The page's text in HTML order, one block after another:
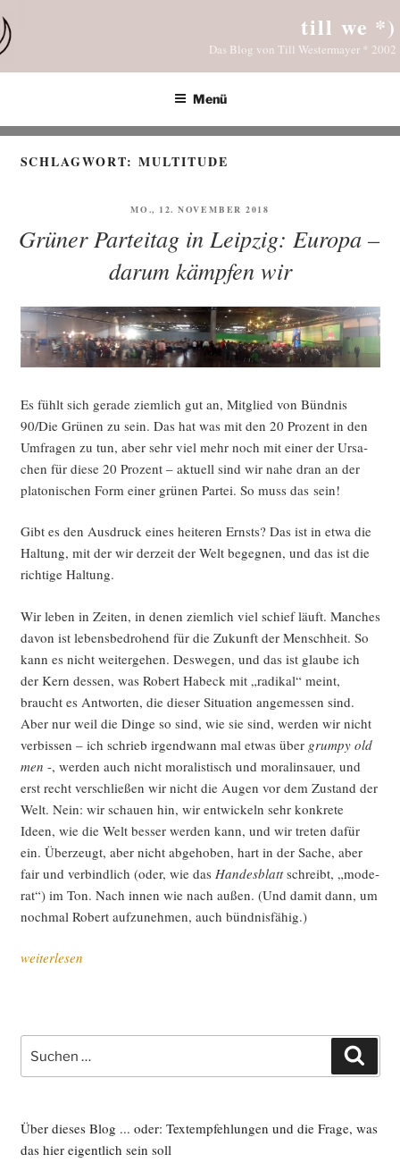
Inhalt
springen
till we *)
Das Blog von Till Westermayer * 2002
Menü
SCHLAGWORT:MULTITUDE
VERÖFFENTLICHT
MO., 12. NOVEMBER 2018
Grüner Parteitag in Leipzig: Europa –
darum kämpfen wir
Es fühlt sich gera­de ziem­lich gut an, Mit­glied von Bünd­nis
90/Die Grü­nen zu sein. Das hat was mit den 20 Pro­zent in den
Umfra­gen zu tun, aber sehr viel mehr noch mit einer der Ursa­
chen für die­se 20 Pro­zent – aktu­ell sind wir nahe dran an der
pla­to­ni­schen Form einer grü­nen Par­tei. So muss das sein!
Gibt es den Aus­druck eines hei­te­ren Ernsts? Das ist in etwa die
Hal­tung, mit der wir der­zeit der Welt begeg­nen, und das ist die
rich­ti­ge Haltung.
Wir leben in Zei­ten, in denen ziem­lich viel schief läuft. Man­ches
davon ist lebens­be­dro­hend für die Zukunft der Mensch­heit. So
kann es nicht wei­ter­ge­hen. Des­we­gen, und das ist glau­be ich
der Kern des­sen, was Robert Habeck mit „radi­kal“ meint,
braucht es Ant­wor­ten, die die­ser Situa­ti­on ange­mes­sen sind.
Aber nur weil die Din­ge so sind, wie sie sind, wer­den wir nicht
ver­bis­sen – ich schrieb irgend­wann mal etwas über grum­py old
men -, wer­den auch nicht mora­lis­tisch und mora­lin­sauer, und
erst recht ver­schlie­ßen wir nicht die Augen vor dem Zustand der
Welt. Nein: wir schau­en hin, wir ent­wi­ckeln sehr kon­kre­te
Ideen, wie die Welt bes­ser wer­den kann, und wir tre­ten dafür
ein. Über­zeugt, aber nicht abge­ho­ben, hart in der Sache, aber
fair und ver­bind­lich (oder, wie das Han­des­blattschreibt, „mode­
rat“) im Ton. Nach innen wie nach außen. (Und damit dann, um
noch­mal Robert auf­zu­neh­men, auch bündnisfähig.)
„Grü­
tag
Euro­
pa
weiterlesen
nach:
Über dieses Blog ... oder: Textempfehlungen und die Frage, was
das hier eigentlich sein soll